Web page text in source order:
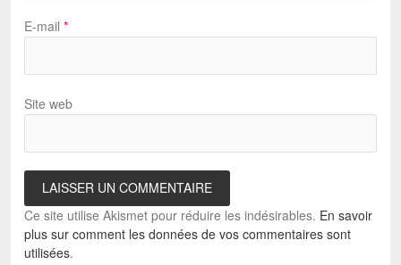
E-mail *
Site web
Ce site utilise Akismet pour réduire les indésirables. En savoir
plus sur comment les données de vos commentaires sont
utilisées.